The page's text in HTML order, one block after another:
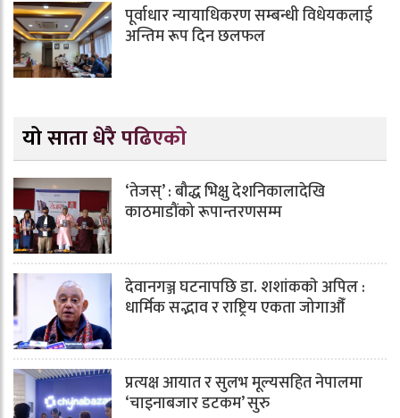
पूर्वाधार न्यायाधिकरण सम्बन्धी विधेयकलाई
अन्तिम रूप दिन छलफल
यो साता धेरै पढिएको
‘तेजस्’ : बौद्ध भिक्षु देशनिकालादेखि
काठमाडौंको रूपान्तरणसम्म
देवानगञ्ज घटनापछि डा. शशांककाे अपिल :
धार्मिक सद्भाव र राष्ट्रिय एकता जोगाऔँ
प्रत्यक्ष आयात र सुलभ मूल्यसहित नेपालमा
‘चाइनाबजार डटकम’ सुरु